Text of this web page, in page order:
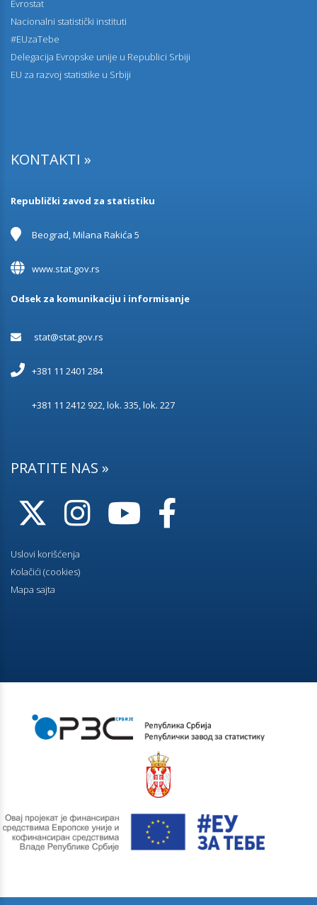
Evrostat
Nacionalni statistički instituti
#EUzaTebe
Delegacija Evropske unije u Republici Srbiji
EU za razvoj statistike u Srbiji
KONTAKTI »
Republički zavod za statistiku
Beograd, Milana Rakića 5
www.stat.gov.rs
Odsek za komunikaciju i informisanje
stat@stat.gov.rs
+381 11 2401 284
+381 11 2412 922, lok. 335, lok. 227
PRATITE NAS »
Uslovi korišćenja
Kolačići (cookies)
Mapa sajta